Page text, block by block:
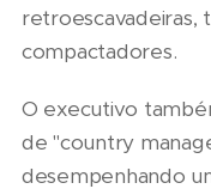
retroescavadeiras,
compactadores.
O executivo
de "country
desempenhando